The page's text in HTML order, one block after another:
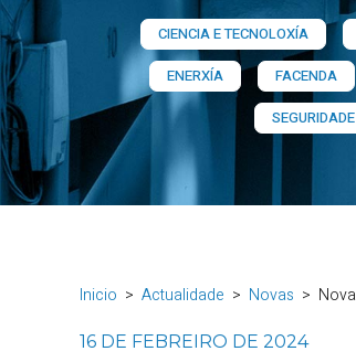
CIENCIA E TECNOLOXÍA
ENERXÍA
FACENDA
SEGURIDADE
Inicio Actualidade Novas Nova
16 DE FEBREIRO DE 2024